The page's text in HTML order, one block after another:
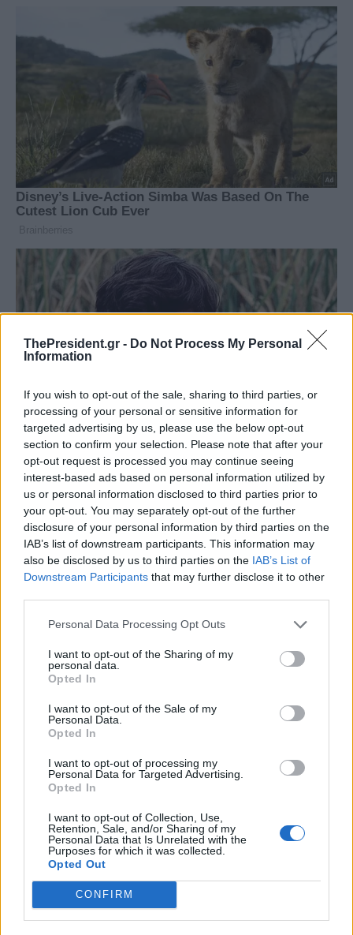
ThePresident.gr - Do Not Process My Personal
Information
If you wish to opt-out of the sale, sharing to third parties, or
processing of your personal or sensitive information for
targeted advertising by us, please use the below opt-out
section to confirm your selection. Please note that after your
opt-out request is processed you may continue seeing
interest-based ads based on personal information utilized by
us or personal information disclosed to third parties prior to
your opt-out. You may separately opt-out of the further
disclosure of your personal information by third parties on the
IAB’s list of downstream participants. This information may
also be disclosed by us to third parties on the IAB’s List of
Downstream Participants that may further disclose it to other
Personal Data Processing Opt Outs
I want to opt-out of the Sharing of my
personal data.
Opted In
I want to opt-out of the Sale of my
Personal Data.
Opted In
I want to opt-out of processing my
Personal Data for Targeted Advertising.
Opted In
I want to opt-out of Collection, Use,
Retention, Sale, and/or Sharing of my
Personal Data that Is Unrelated with the
Purposes for which it was collected.
Opted Out
CONFIRM